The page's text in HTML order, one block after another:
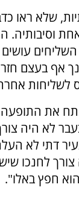
שלא ראו
וסיבותיה.
אף בעצם
לשליחות
את
לא היה
דתי לא
לחנכו
הוא חפץ באלו".